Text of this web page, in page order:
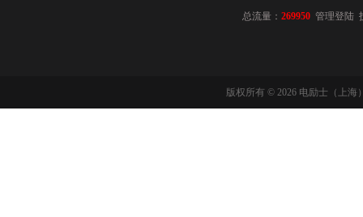
总流量： 269950 管理登陆
版权所有 © 2026 电励士（上